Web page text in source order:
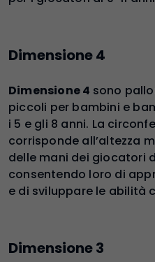
Dimensione 4
Dimensione 4 sono
piccoli per bambini e
i 5 e gli 8 anni. La
corrisponde all’altezza
delle mani dei giocatori
consentendo loro di
e di sviluppare le abilità
Dimensione 3